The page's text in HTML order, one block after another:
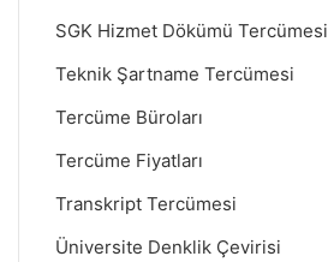
SGK Hizmet Dökümü Tercümesi
Teknik Şartname Tercümesi
Tercüme Büroları
Tercüme Fiyatları
Transkript Tercümesi
Üniversite Denklik Çevirisi